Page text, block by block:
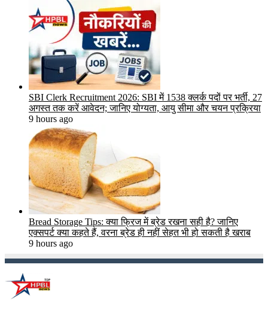
SBI Clerk Recruitment 2026: SBI में 1538 क्लर्क पदों पर भर्ती, 27
अगस्त तक करें आवेदन; जानिए योग्यता, आयु सीमा और चयन प्रक्रिया
9 hours ago
Bread Storage Tips: क्या फ्रिज में ब्रेड रखना सही है? जानिए
एक्सपर्ट क्या कहते हैं, वरना ब्रेड ही नहीं सेहत भी हो सकती है खराब
9 hours ago